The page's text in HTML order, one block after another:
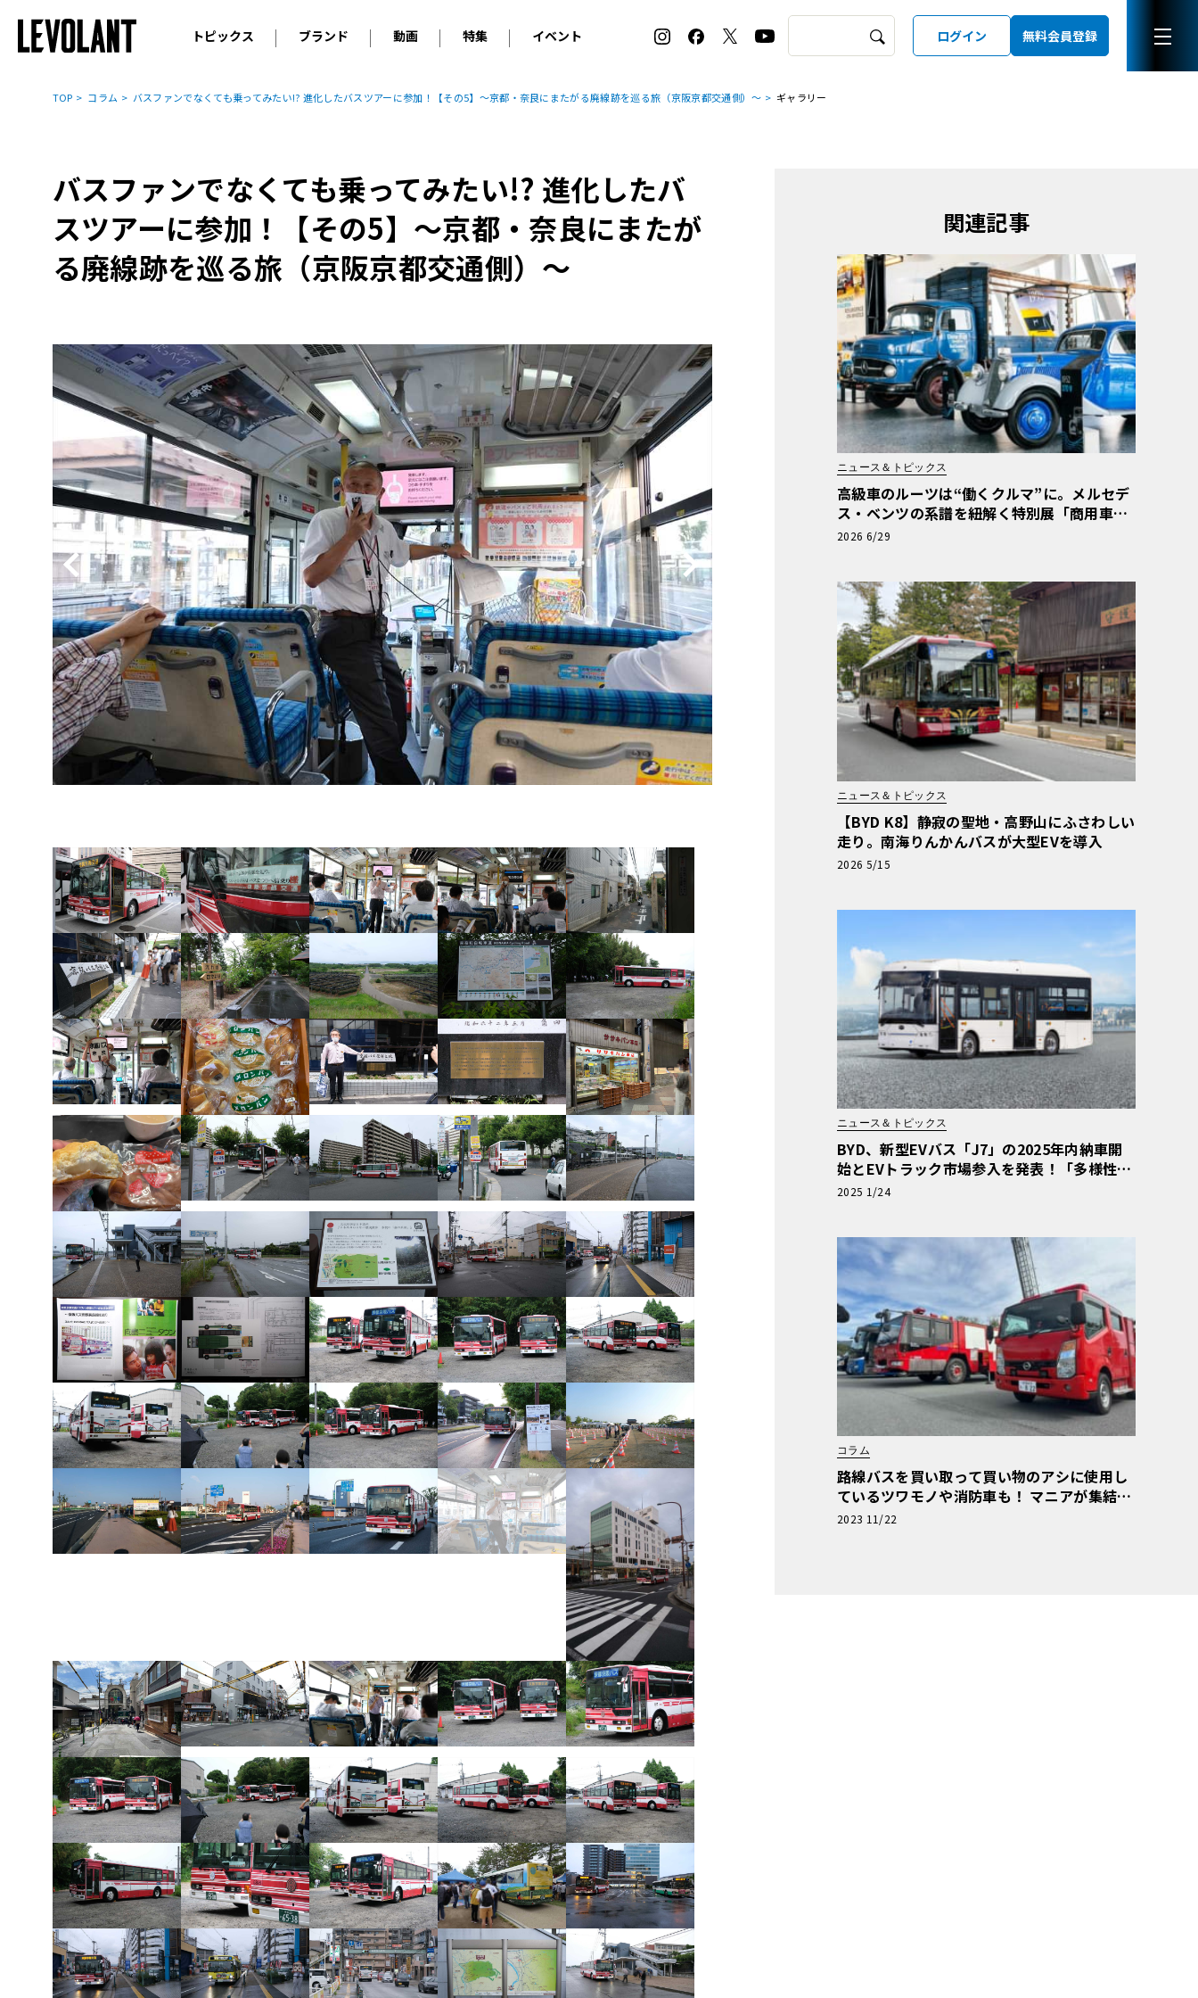
トピックス
ニュース
コラム
ブランド
輸入車 アウディ BMW
アルピナ
プジョー
ルノー
アバルト
アルファ・ロメオ
フェラーリ
ランボルギーニ
マセラティ
アストン・マーティン
ベントレー
ケータハム
ボルボ
キャデラック
シボレー
ジープ
テスラ
ヒョンデ
BYD
その他
国産車 レクサス トヨタ
日産
ホンダ
スバル
マツダ
三菱
ダイハツ
スズキ
光岡
その他
動画
オリジナル動画
特集
2026 サマータイヤ＆ホイール バイヤーズガイド
ホイールカタログ
タイヤ特集
イベント
ル・ボラン カーズ・ミート2026横浜
EV:LIFE KOBE 2025
ル・ボラン カーズ・ミート2025横浜
ログイン 無料会員登録
TOP コラム バスファンでなくても乗ってみたい!? 進化したバスツアーに参加！【その5】～京都・奈良にまたがる廃線跡を巡る旅（京阪京都交通側）～ ギャラリー
バスファンでなくても乗ってみたい!? 進化したバ
スツアーに参加！【その5】～京都・奈良にまたが
る廃線跡を巡る旅（京阪京都交通側）～
関連記事
ニュース＆トピックス
高級車のルーツは“働くクルマ”に。メルセデ
ス・ベンツの系譜を紐解く特別展「商用車13
0年」がスタート
2026 6/29
ニュース＆トピックス
【BYD K8】静寂の聖地・高野山にふさわしい
走り。南海りんかんバスが大型EVを導入
2026 5/15
ニュース＆トピックス
BYD、新型EVバス「J7」の2025年内納車開
始とEVトラック市場参入を発表！「多様性あ
ふれる商用EV車両の販売を強化」
2025 1/24
コラム
路線バスを買い取って買い物のアシに使用し
ているツワモノや消防車も！ マニアが集結し
た商用車ミーティングは楽し
2023 11/22